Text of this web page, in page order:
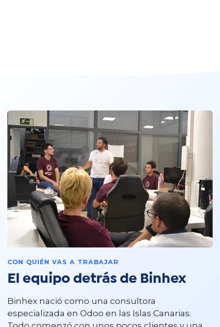
CON QUIÉN VAS A TRABAJAR
El equipo detrás de Binhex
Binhex nació como una consultora
especializada en Odoo en las Islas Canarias.